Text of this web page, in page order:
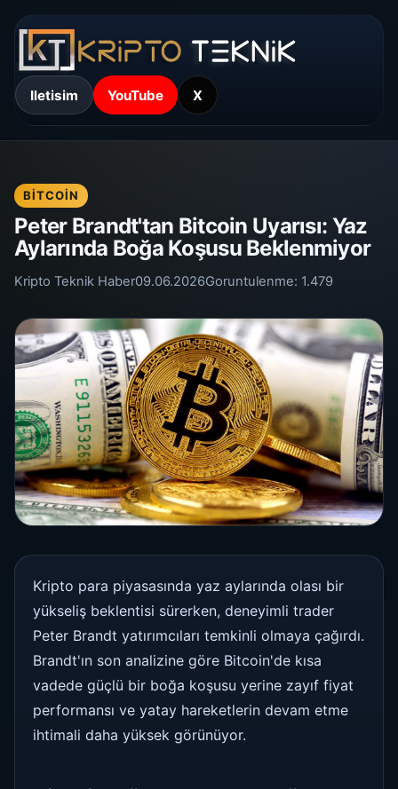
Iletisim YouTube X
BITCOIN
Peter Brandt'tan Bitcoin Uyarısı: Yaz
Aylarında Boğa Koşusu Beklenmiyor
Kripto Teknik Haber09.06.2026Goruntulenme: 1.479
Kripto para piyasasında yaz aylarında olası bir
yükseliş beklentisi sürerken, deneyimli trader
Peter Brandt yatırımcıları temkinli olmaya çağırdı.
Brandt'ın son analizine göre Bitcoin'de kısa
vadede güçlü bir boğa koşusu yerine zayıf fiyat
performansı ve yatay hareketlerin devam etme
ihtimali daha yüksek görünüyor.